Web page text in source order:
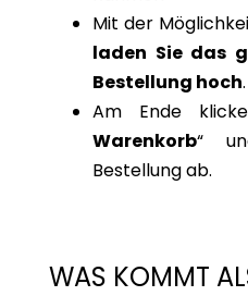
Mit der
laden Sie das
Bestellung hoch.
Am Ende
Warenkorb“
Bestellung ab.
WAS KOMMT